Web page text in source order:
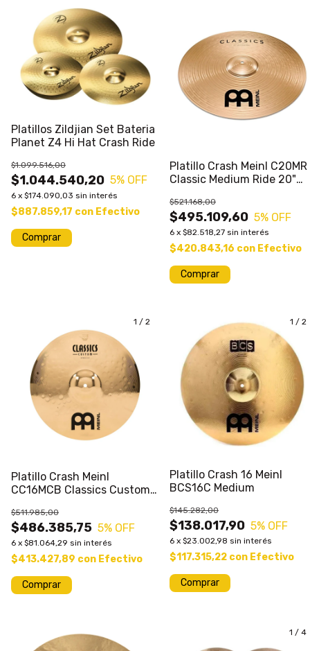
Platillos Zildjian Set Bateria
Planet Z4 Hi Hat Crash Ride
$1.044.540,20
$1.099.516,00
5% OFF
6 x $174.090,03 sin interés
$887.859,17 con Efectivo
Comprar
Platillo Crash Meinl C20MR
Classic Medium Ride 20"
$495.109,60
$521.168,00
5% OFF
6 x $82.518,27 sin interés
$420.843,16 con Efectivo
1 / 2
Platillo Crash Meinl
CC16MCB Classics Custom
$486.385,75
$511.985,00
5% OFF
6 x $81.064,29 sin interés
$413.427,89 con Efectivo
1 / 2
Platillo Crash 16 Meinl
BCS16C Medium
$138.017,90
$145.282,00
5% OFF
6 x $23.002,98 sin interés
$117.315,22 con Efectivo
1 / 4